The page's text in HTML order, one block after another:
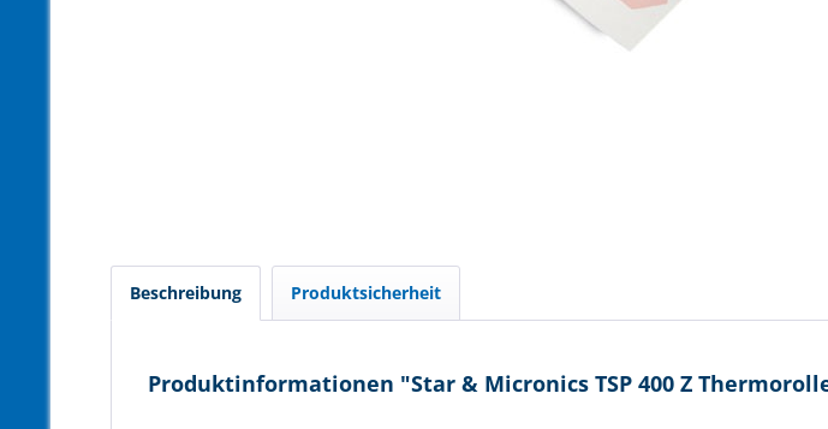
Beschreibung Produktsicherheit
Produktinformationen "Star & Micronics TSP 400 Z